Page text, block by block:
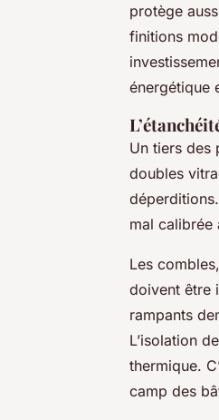
protège
finitions
énergétique
Un tiers des
doubles
mal calibrée
Les
doivent être
rampants
L’isolation
thermique.
camp des